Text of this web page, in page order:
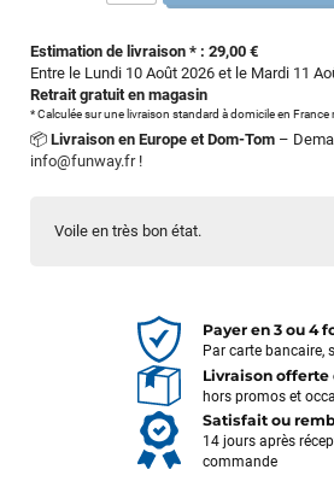
Voile en très bon état.
Estimation de livraison * : 29,00 €
Entre le Lundi 10 Août 2026 et le Mardi 11
Retrait gratuit en magasin
* Calculée sur une livraison standard à domicile en
📦 Livraison en Europe et Dom-Tom –
info@funway.fr!
Payer en 3 ou 4
Par carte bancaire,
Livraison offerte
hors promos et
Satisfait ou
14 jours après
commande